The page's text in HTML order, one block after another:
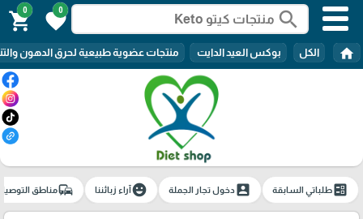
search
0
favorite
0
shopping_cart
home الكل بوكس العيد الدايت منتجات عضوية طبيعية لحرق الدهون
ballotطلباتي السابقة account_boxدخول تجار الجملة emoji_emotionsآراء زبائننا commuteمناطق